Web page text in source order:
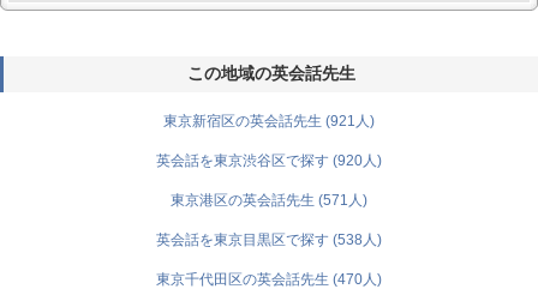
この地域の英会話先生
東京新宿区の英会話先生 (921人)
英会話を東京渋谷区で探す (920人)
東京港区の英会話先生 (571人)
英会話を東京目黒区で探す (538人)
東京千代田区の英会話先生 (470人)